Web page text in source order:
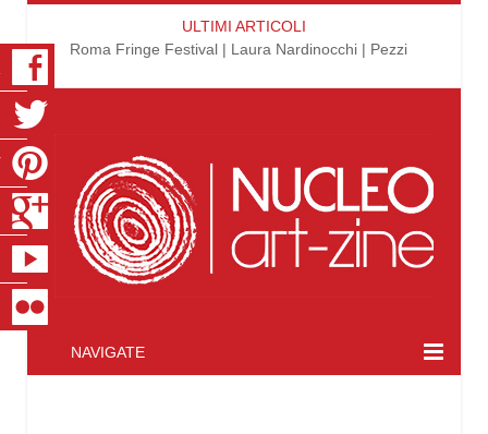
ULTIMI ARTICOLI
Roma Fringe Festival | Laura Nardinocchi | Pezzi
NAVIGATE